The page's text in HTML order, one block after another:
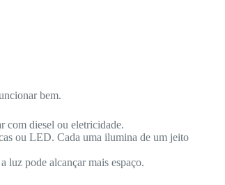
bem.
com diesel ou eletricidade.
ou LED. Cada uma ilumina de um jeito
luz pode alcançar mais espaço.